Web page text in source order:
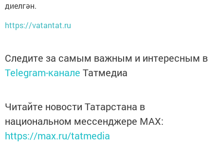
диелгән.
https://vatantat.ru
Следите за самым важным и интересным в
Telegram-канале Татмедиа
Читайте новости Татарстана в
национальном мессенджере MАХ:
https://max.ru/tatmedia